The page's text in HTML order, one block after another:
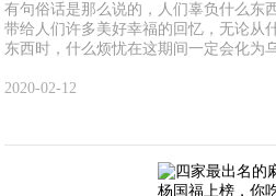
有句俗话是那么说的，人们辜负什么东
带给人们许多美好幸福的回忆，无论从
东西时，什么烦忧在这期间一定会化为
2020-02-12